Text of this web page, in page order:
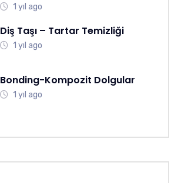
1 yıl ago
Diş Taşı – Tartar Temizliği
1 yıl ago
Bonding-Kompozit Dolgular
1 yıl ago